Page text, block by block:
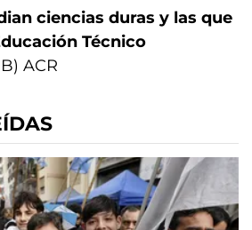
ciencias duras y las que
Técnico
ACR